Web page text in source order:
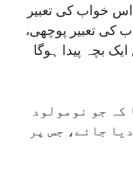
خواب کی تعبیر
کی تعبیر پوچھی،
بچہ پیدا ہوگا
کہ جو نومولود
جائے، جس پر